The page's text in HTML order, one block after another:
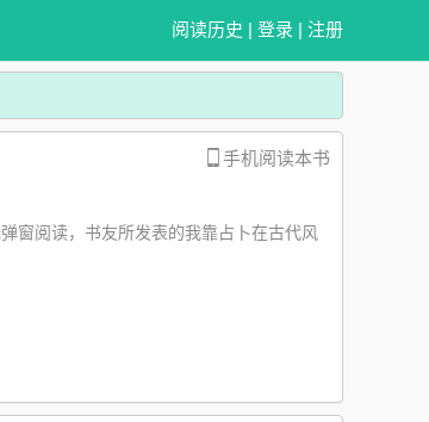
阅读历史 | 登录 | 注册
手机阅读本书
窗阅读，书友所发表的我靠占卜在古代风